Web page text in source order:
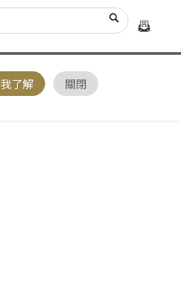
我了解 關閉